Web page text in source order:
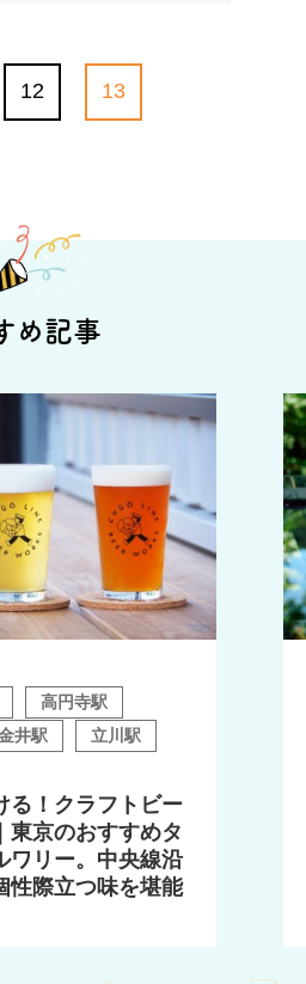
12 13
め記事
高円寺駅
井駅
立川駅
る！クラフトビー
東京のおすすめタ
ワリー。中央線沿
性際立つ味を堪能